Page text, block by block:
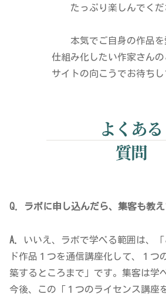
たっぷり楽しんでくだ
本気でご自身の作品を
仕組み化したい作家さんの
サイトの向こうでお待ちし
Q. ラボに申し込んだら、集客も教
A.
いいえ、ラボで学べる範囲は、
ド作品１つを通信講座化して、１つ
築するところまで」です。集客は学
今後、この「１つのライセンス講座